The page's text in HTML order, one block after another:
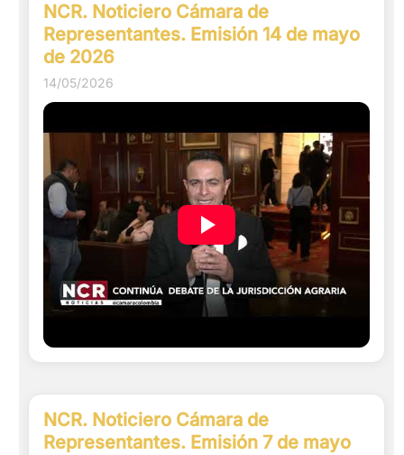
NCR. Noticiero Cámara de
Representantes. Emisión 14 de mayo
de 2026
14/05/2026
NCR. Noticiero Cámara de
Representantes. Emisión 7 de mayo